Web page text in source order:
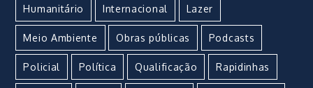
Humanitário Internacional Lazer
Meio Ambiente Obras públicas Podcasts
Policial Política Qualificação Rapidinhas